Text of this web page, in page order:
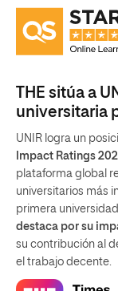
THE sitúa a
universitaria
UNIR logra un
Impact Ratings
plataforma global
universitarios más
primera
destaca por su
su contribución al
el trabajo decente.